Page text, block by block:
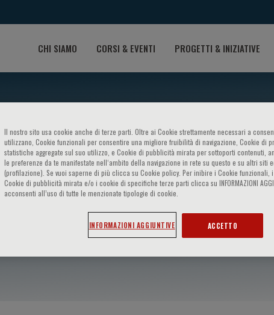
CHI SIAMO CORSI & EVENTI PROGETTI & INIZIATIVE
Il nostro sito usa cookie anche di terze parti. Oltre ai Cookie strettamente necessari a
utilizzano, Cookie funzionali per consentire una migliore fruibilità di navigazione, Cookie di
statistiche aggregate sul suo utilizzo, e Cookie di pubblicità mirata per sottoporti contenuti,
le preferenze da te manifestate nell‘ambito della navigazione in rete su questo e su altri siti
(profilazione). Se vuoi saperne di più clicca su Cookie policy. Per inibire i Cookie funzionali,
Cookie di pubblicità mirata e/o i cookie di specifiche terze parti clicca su INFORMAZIONI
acconsenti all’uso di tutte le menzionate tipologie di cookie.
INFORMAZIONI AGGIUNTIVE ACCETTO